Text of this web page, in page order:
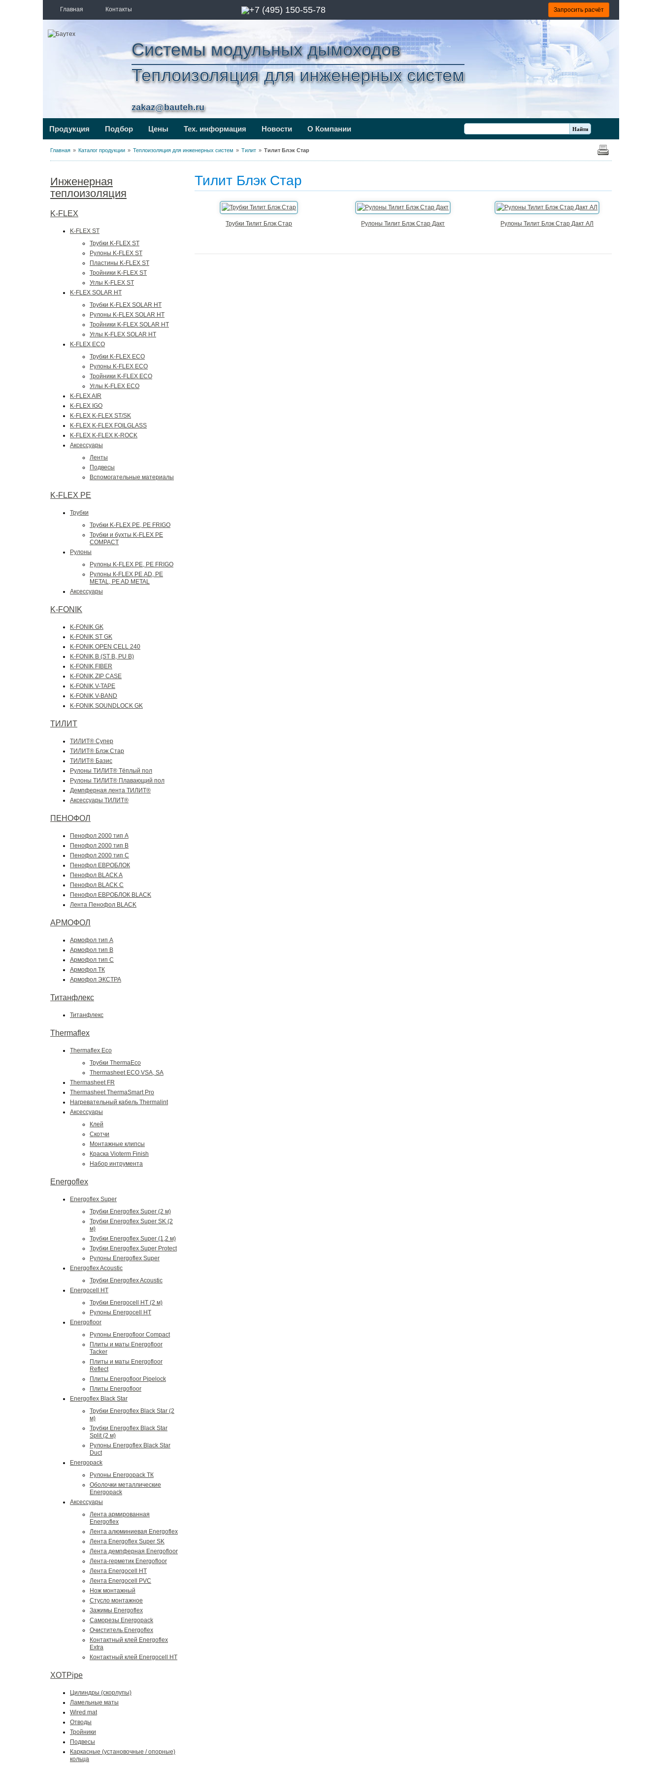
Главная Контакты +7 (495) 150-55-78 Запросить расчёт
Системы модульных дымоходов
Теплоизоляция для инженерных систем
zakaz@bauteh.ru
Продукция Подбор Цены Тех. информация Новости О Компании
Главная Каталог продукции Теплоизоляция для инженерных систем Тилит Тилит Блэк Стар
Инженерная
теплоизоляция
K-FLEX
K-FLEX ST
Трубки K-FLEX ST
Рулоны K-FLEX ST
Пластины K-FLEX ST
Тройники K-FLEX ST
Углы K-FLEX ST
K-FLEX SOLAR HT
Трубки K-FLEX SOLAR HT
Рулоны K-FLEX SOLAR HT
Тройники K-FLEX SOLAR HT
Углы K-FLEX SOLAR HT
K-FLEX ECO
Трубки K-FLEX ECO
Рулоны K-FLEX ECO
Тройники K-FLEX ECO
Углы K-FLEX ECO
K-FLEX AIR
K-FLEX IGO
K-FLEX K-FLEX ST/SK
K-FLEX K-FLEX FOILGLASS
K-FLEX K-FLEX K-ROCK
Аксессуары
Ленты
Подвесы
Вспомогательные материалы
K-FLEX PE
Трубки
Трубки K-FLEX PE, PE FRIGO
Трубки и бухты K-FLEX PE
COMPACT
Рулоны
Рулоны K-FLEX PE, PE FRIGO
Рулоны К-FLEX РЕ AD, PE
METAL, PE AD METAL
Аксессуары
K-FONIK
K-FONIK GK
K-FONIK ST GK
K-FONIK OPEN CELL 240
K-FONIK B (ST B, PU B)
K-FONIK FIBER
K-FONIK ZIP CASE
K-FONIK V-TAPE
K-FONIK V-BAND
K-FONIK SOUNDLOCK GK
ТИЛИТ
ТИЛИТ® Супер
ТИЛИТ® Блэк Стар
ТИЛИТ® Базис
Рулоны ТИЛИТ® Тёплый пол
Рулоны ТИЛИТ® Плавающий пол
Демпферная лента ТИЛИТ®
Аксессуары ТИЛИТ®
ПЕНОФОЛ
Пенофол 2000 тип A
Пенофол 2000 тип B
Пенофол 2000 тип C
Пенофол ЕВРОБЛОК
Пенофол BLACK A
Пенофол BLACK C
Пенофол ЕВРОБЛОК BLACK
Лента Пенофол BLACK
АРМОФОЛ
Армофол тип A
Армофол тип B
Армофол тип C
Армофол ТК
Армофол ЭКСТРА
Титанфлекс
Титанфлекс
Thermaflex
Thermaflex Eco
Трубки ThermaEco
Thermasheet ЕСО VSA, SA
Thermasheet FR
Thermasheet ThermaSmart Pro
Нагревательный кабель Thermalint
Аксессуары
Клей
Скотчи
Монтажные клипсы
Краска Vioterm Finish
Набор интрумента
Energoflex
Energoflex Super
Трубки Energoflex Super (2 м)
Трубки Energoflex Super SK (2
м)
Трубки Energoflex Super (1,2 м)
Трубки Energoflex Super Protect
Рулоны Energoflex Super
Energoflex Acoustic
Трубки Energoflex Acoustic
Energocell HT
Трубки Energocell HT (2 м)
Рулоны Energocell HT
Energofloor
Рулоны Energofloor Compact
Плиты и маты Energofloor
Tacker
Плиты и маты Energofloor
Reflect
Плиты Energofloor Pipelock
Плиты Energofloor
Energoflex Black Star
Трубки Energoflex Black Star (2
м)
Трубки Energoflex Black Star
Split (2 м)
Рулоны Energoflex Black Star
Duct
Energopack
Рулоны Energopack ТК
Оболочки металлические
Energopack
Аксессуары
Лента армированная
Energoflex
Лента алюминиевая Energoflex
Лента Energoflex Super SK
Лента демпферная Energofloor
Лента-герметик Energofloor
Лента Energocell HT
Лента Energocell PVC
Нож монтажный
Стусло монтажное
Зажимы Energoflex
Саморезы Energopack
Очиститель Energoflex
Контактный клей Energoflex
Extra
Контактный клей Energocell HT
XOTPipe
Цилиндры (скорлупы)
Ламельные маты
Wired mat
Отводы
Тройники
Подвесы
Каркасные (установочные / опорные)
кольца
Тилит Блэк Стар
Трубки Тилит Блэк Стар Рулоны Тилит Блэк Стар Дакт Рулоны Тилит Блэк Стар Дакт АЛ